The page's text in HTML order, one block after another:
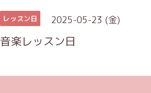
レッスン日 2025-05-23 (金)
音楽レッスン日